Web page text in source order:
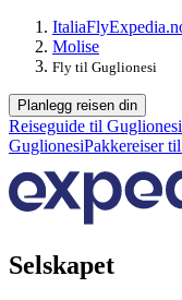
ItaliaFly
Molise
Fly til Guglionesi
Planlegg reisen din
Reiseguide til Guglionesi
GuglionesiPakkereiser
Selskapet